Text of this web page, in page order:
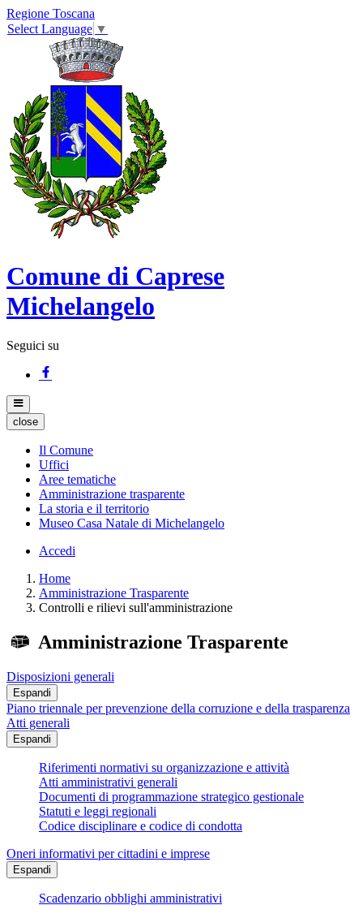
Regione Toscana
Select Language ▼
Comune di Caprese
Michelangelo
Seguici su
close
Il Comune
Uffici
Aree tematiche
Amministrazione trasparente
La storia e il territorio
Museo Casa Natale di Michelangelo
Accedi
Home
Amministrazione Trasparente
Controlli e rilievi sull'amministrazione
Amministrazione Trasparente
Disposizioni generali
Espandi
Piano triennale per prevenzione della corruzione e della trasparenza
Atti generali
Espandi
Riferimenti normativi su organizzazione e attività
Atti amministrativi generali
Documenti di programmazione strategico gestionale
Statuti e leggi regionali
Codice disciplinare e codice di condotta
Oneri informativi per cittadini e imprese
Espandi
Scadenzario obblighi amministrativi